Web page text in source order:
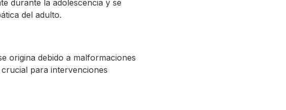
durante la adolescencia y se
del adulto.
origina debido a malformaciones
para intervenciones